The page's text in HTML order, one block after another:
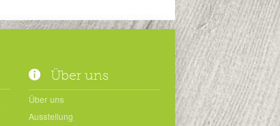
Über uns
Über uns
Ausstellung